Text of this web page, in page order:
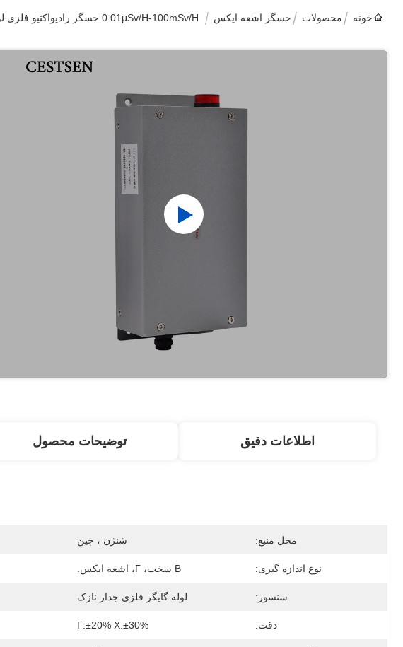
خونه محصولات حسگر اشعه ایکس 0.01μSv/H-100mSv/H حسگر رادیواکتیو فلزی لوله گایگر اشعه X گاما
اطلاعات دقیق توضیحات محصول
محل منبع: شنژن ، چین
نوع اندازه گیری: Β سخت، Γ، اشعه ایکس.
سنسور: لوله گایگر فلزی جدار نازک
دقت: Γ:±20% X:±30%